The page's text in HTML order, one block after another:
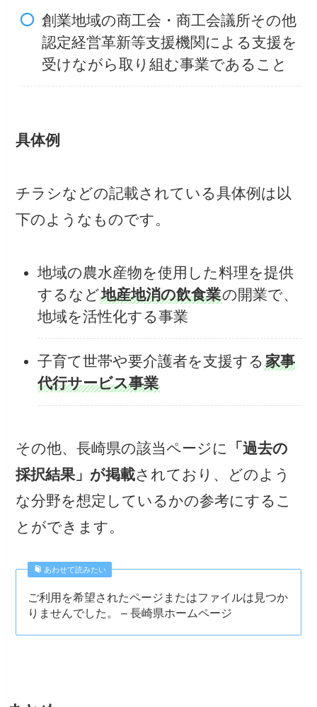
創業地域の商工会・商工会議所その他
認定経営革新等支援機関による支援を
受けながら取り組む事業であること
具体例
チラシなどの記載されている具体例は以
下のようなものです。
地域の農水産物を使用した料理を提供
するなど地産地消の飲食業の開業で、
地域を活性化する事業
子育て世帯や要介護者を支援する家事
代行サービス事業
その他、長崎県の該当ページに
「過去の
採択結果」が掲載されており、どのよう
な分野を想定しているかの参考にするこ
とができます。
あわせて読みたい
ご利用を希望されたページまたはファイルは見つか
りませんでした。 – 長崎県ホームページ